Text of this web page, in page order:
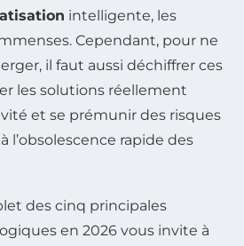
intelligente, les
Cependant, pour ne
il faut aussi déchiffrer ces
les solutions réellement
et se prémunir des risques
l’obsolescence rapide des
des cinq principales
en 2026 vous invite à